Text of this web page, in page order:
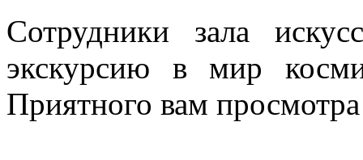
Сотрудники зала
экскурсию в мир
Приятного вам